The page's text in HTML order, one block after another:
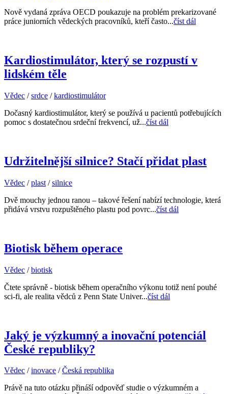
Nově vydaná zpráva OECD poukazuje na problém prekarizované
práce juniorních vědeckých pracovníků, kteří často...číst dál
Kardiostimulátor, který se rozpustí v
lidském těle
Vědec /srdce /kardiostimulátor
Dočasný kardiostimulátor, který se používá u pacientů potřebujících
pomoc s dostatečnou srdeční frekvencí, už...číst dál
Udržitelnější silnice? Stačí přidat plast
Vědec /plast /silnice
Dvě mouchy jednou ranou – takové řešení nabízí technologie, která
přidává vrstvu rozpuštěného plastu pod povrc...číst dál
Biotisk během operace
Vědec /biotisk
Čtete správně - biotisk během operačního výkonu totiž není pouhé
sci-fi, ale realita vědců z Penn State Univer...číst dál
Jaký je výzkumný a inovační potenciál
České republiky?
Vědec /inovace /Česká republika
Právě na tuto otázku přináší odpověď studie o výzkumném a